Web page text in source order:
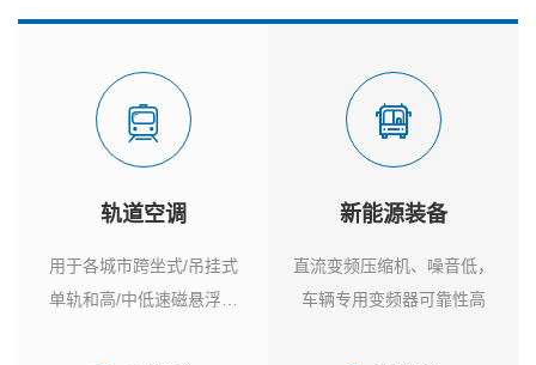
轨道空调
用于各城市跨坐式/吊挂式
单轨和高/中低速磁悬浮列
新能源装备
直流变频压缩机、噪音低，
车辆专用变频器可靠性高